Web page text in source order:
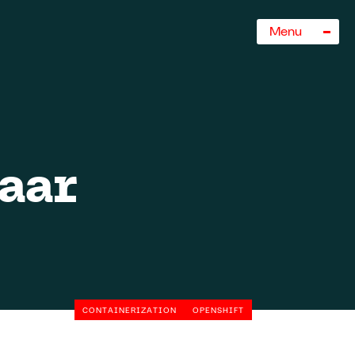
Sluiten
Menu
CONTAINERIZATION OPENSHIFT